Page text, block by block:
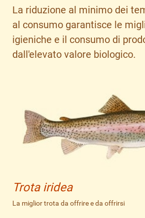
La riduzione al minimo dei
al consumo garantisce le
igieniche e il consumo di
dall'elevato valore biologico.
Trota iridea
La miglior trota da offrire e da offrirsi